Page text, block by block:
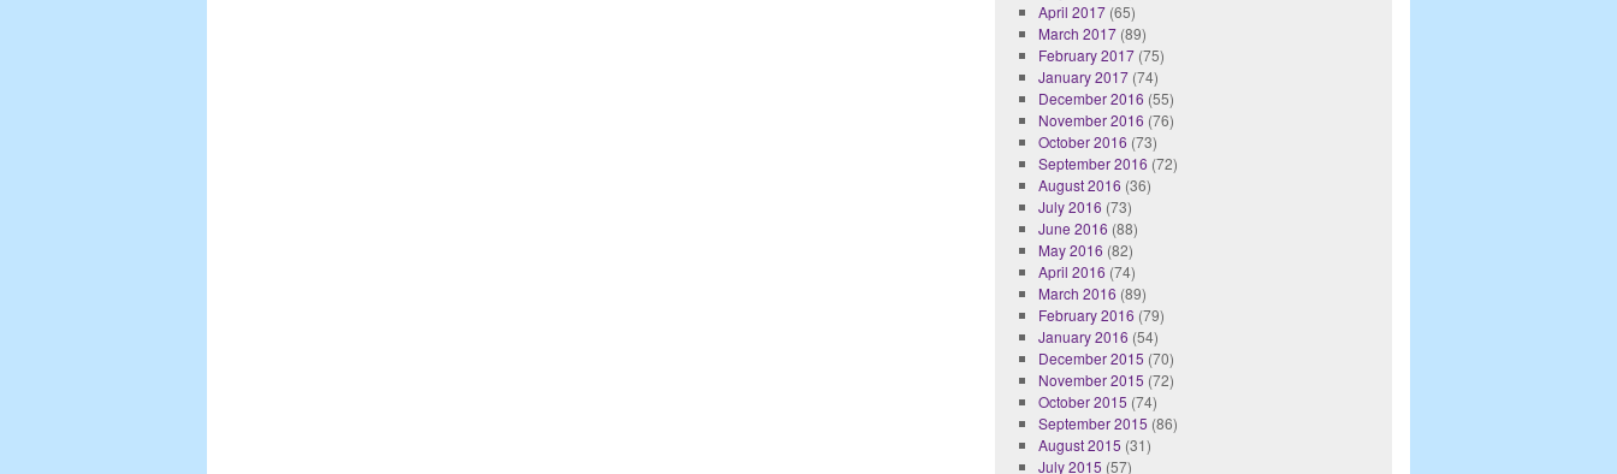
April 2017(65)
March 2017(89)
February 2017(75)
January 2017(74)
December 2016 (55)
November 2016 (76)
October 2016 (73)
September 2016 (72)
August 2016 (36)
July 2016 (73)
June 2016 (88)
May 2016 (82)
April 2016 (74)
March 2016 (89)
February 2016 (79)
January 2016 (54)
December 2015 (70)
November 2015 (72)
October 2015 (74)
September 2015 (86)
August 2015 (31)
July 2015 (57)